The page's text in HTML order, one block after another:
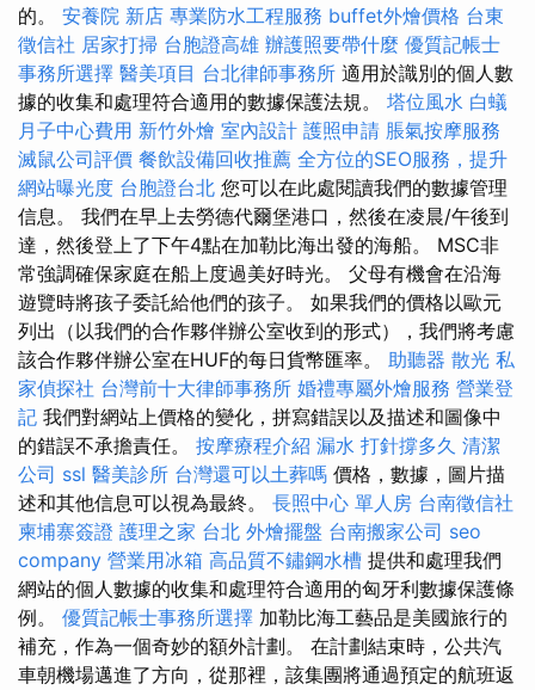
的。 安養院 新店 專業防水工程服務 buffet外燴價格 台東
徵信社 居家打掃 台胞證高雄 辦護照要帶什麼 優質記帳士
事務所選擇 醫美項目 台北律師事務所 適用於識別的個人數
據的收集和處理符合適用的數據保護法規。 塔位風水 白蟻
月子中心費用 新竹外燴 室內設計 護照申請 脹氣按摩服務
滅鼠公司評價 餐飲設備回收推薦 全方位的SEO服務，提升
網站曝光度 台胞證台北 您可以在此處閱讀我們的數據管理
信息。 我們在早上去勞德代爾堡港口，然後在凌晨/午後到
達，然後登上了下午4點在加勒比海出發的海船。 MSC非
常強調確保家庭在船上度過美好時光。 父母有機會在沿海
遊覽時將孩子委託給他們的孩子。 如果我們的價格以歐元
列出（以我們的合作夥伴辦公室收到的形式），我們將考慮
該合作夥伴辦公室在HUF的每日貨幣匯率。 助聽器 散光 私
家偵探社 台灣前十大律師事務所 婚禮專屬外燴服務 營業登
記 我們對網站上價格的變化，拼寫錯誤以及描述和圖像中
的錯誤不承擔責任。 按摩療程介紹 漏水 打針撐多久 清潔
公司 ssl 醫美診所 台灣還可以土葬嗎 價格，數據，圖片描
述和其他信息可以視為最終。 長照中心 單人房 台南徵信社
柬埔寨簽證 護理之家 台北 外燴擺盤 台南搬家公司 seo
company 營業用冰箱 高品質不鏽鋼水槽 提供和處理我們
網站的個人數據的收集和處理符合適用的匈牙利數據保護條
例。 優質記帳士事務所選擇 加勒比海工藝品是美國旅行的
補充，作為一個奇妙的額外計劃。 在計劃結束時，公共汽
車朝機場邁進了方向，從那裡，該集團將通過預定的航班返